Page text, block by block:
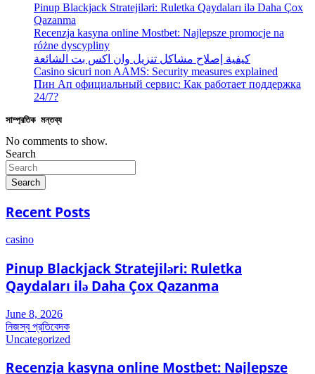
Pinup Blackjack Stratejiləri: Ruletka Qaydaları ilə Daha Çox
Qazanma
Recenzja kasyna online Mostbet: Najlepsze promocje na
różne dyscypliny
كيفية إصلاح مشاكل تنزيل وان اكس بت الشائعة
Casino sicuri non AAMS: Security measures explained
Пин Ап официальный сервис: Как работает поддержка
24/7?
সাম্প্রতিক মন্তব্য
No comments to show.
Search
Search
Recent Posts
casino
Pinup Blackjack Stratejiləri: Ruletka
Qaydaları ilə Daha Çox Qazanma
June 8, 2026
নিজস্ব প্রতিবেদক
Uncategorized
Recenzja kasyna online Mostbet: Najlepsze